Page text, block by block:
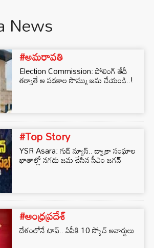
News
#అమరావతి
Election Commission: పోలింగ్‌ తేదీ
తర్వాతే ఆ పథకాల సొమ్ము జమ చేయండి..!
#Top Story
YSR Asara: గుడ్‌ న్యూస్.. డ్వాక్రా సంఘాల
ఖాతాల్లో నగదు జమ చేసిన సీఎం జగన్‌
#ఆంధ్రప్రదేశ్
దేశంలోనే టాప్.. ఏపీకి 10 స్కోచ్ అవార్డులు